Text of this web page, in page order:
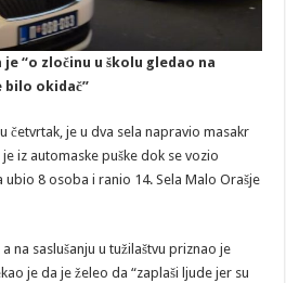
“o zločinu u školu gledao na
bilo okidač”
četvrtak, je u dva sela napravio masakr
iz automaske puške dok se vozio
ubio 8 osoba i ranio 14. Sela Malo Orašje
na saslušanju u tužilaštvu priznao je
je da je želeo da “zaplaši ljude jer su